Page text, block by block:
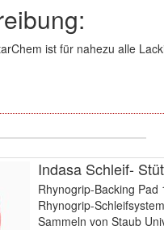
ist für nahezu alle
Indasa Schleif-
Rhynogrip-Backing
Rhynogrip-
Sammeln von Staub